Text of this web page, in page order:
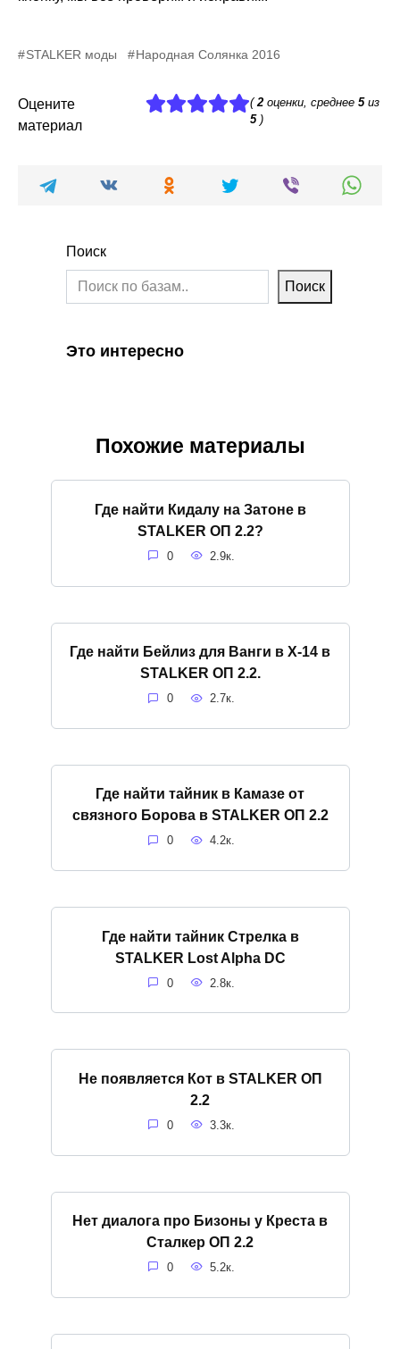
STALKER моды Народная Солянка 2016
Оцените
материал
(2оценки, среднее 5из
5)
Поиск
Поиск
Это интересно
Похожие материалы
Где найти Кидалу на Затоне в
STALKER ОП 2.2?
0 2.9к.
Где найти Бейлиз для Ванги в X-14 в
STALKER ОП 2.2.
0 2.7к.
Где найти тайник в Камазе от
связного Борова в STALKER ОП 2.2
0 4.2к.
Где найти тайник Стрелка в
STALKER Lost Alpha DC
0 2.8к.
Не появляется Кот в STALKER ОП
2.2
0 3.3к.
Нет диалога про Бизоны у Креста в
Сталкер ОП 2.2
0 5.2к.